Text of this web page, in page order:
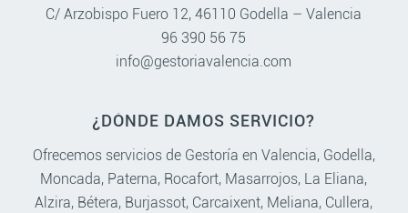
C/ Arzobispo Fuero 12, 46110 Godella – Valencia
96 390 56 75
info@gestoriavalencia.com
¿DÓNDE DAMOS SERVICIO?
Ofrecemos servicios de Gestoría en Valencia, Godella,
Moncada, Paterna, Rocafort, Masarrojos, La Eliana,
Alzira, Bétera, Burjassot, Carcaixent, Meliana, Cullera,